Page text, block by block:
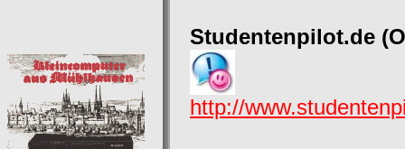
Studentenpilot.de
http://